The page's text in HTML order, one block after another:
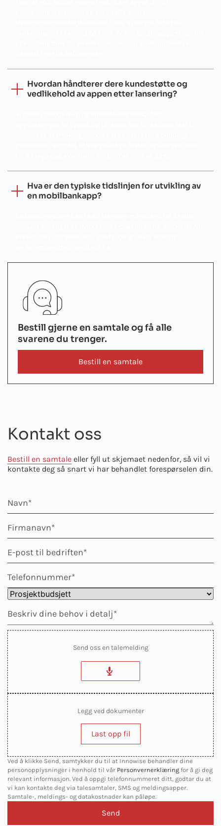
Hvordan håndterer dere kundestøtte og
vedlikehold av appen etter lansering?
Hva er den typiske tidslinjen for utvikling av
en mobilbankapp?
Bestill gjerne en samtale og få alle
svarene du trenger.
Bestill en samtale
Kontakt oss
Bestill en samtale eller fyll ut skjemaet nedenfor, så vil vi
kontakte deg så snart vi har behandlet forespørselen din.
Send oss en talemelding
Legg ved dokumenter
Last opp fil
Ved å klikke Send, samtykker du til at Innowise behandler dine
personopplysninger i henhold til vår Personvernerklæring for å gi deg
relevant informasjon. Ved å oppgi telefonnummeret ditt, godtar du at
vi kan kontakte deg via talesamtaler, SMS og meldingsapper.
Samtale-, meldings- og datakostnader kan påløpe.